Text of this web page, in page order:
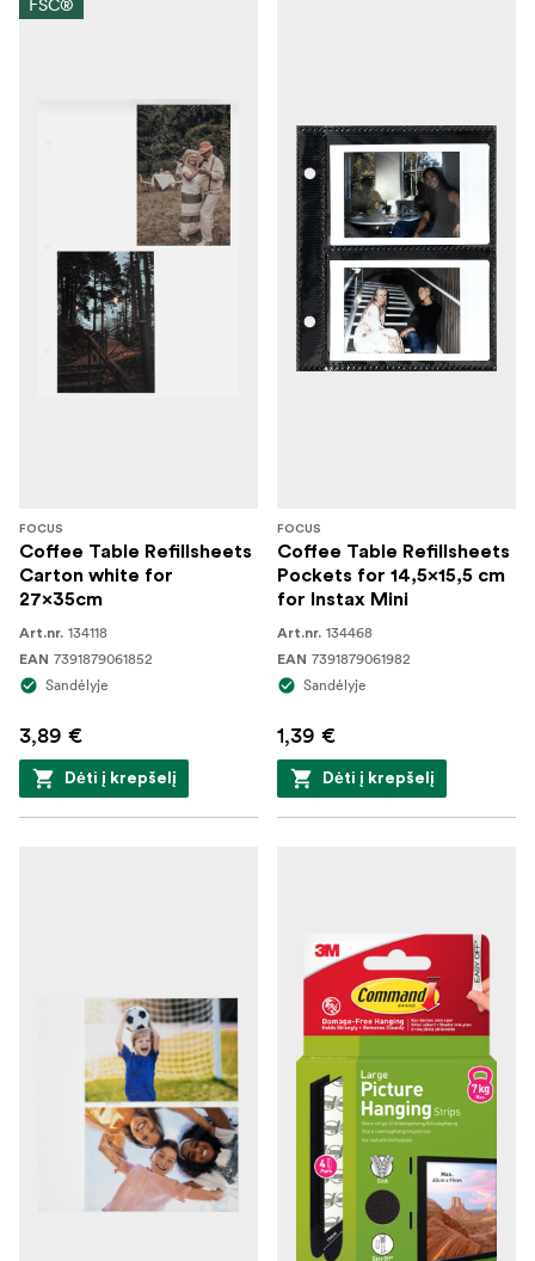
FSC®
FOCUS
Coffee Table Refillsheets
Carton white for
27x35cm
Art.nr. 134118
EAN 7391879061852
Sandėlyje
3,89 €
Dėti į krepšelį
FOCUS
Coffee Table Refillsheets
Pockets for 14,5x15,5 cm
for Instax Mini
Art.nr. 134468
EAN 7391879061982
Sandėlyje
1,39 €
Dėti į krepšelį